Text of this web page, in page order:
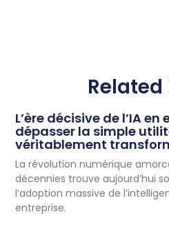
Related
L’ère décisive de l’IA en
dépasser la simple
véritablement
La révolution numérique
décennies trouve aujourd’hui
l’adoption massive de
entreprise.